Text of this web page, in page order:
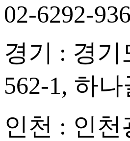
02-6292-
경기 : 경기
562-1, 하
인천 : 인천